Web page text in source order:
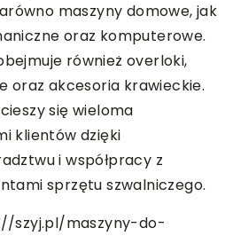
maszyny domowe, jak
oraz komputerowe.
również overloki,
oraz akcesoria krawieckie.
się wieloma
klientów dzięki
i współpracy z
sprzętu szwalniczego.
szyj.pl/maszyny-do-